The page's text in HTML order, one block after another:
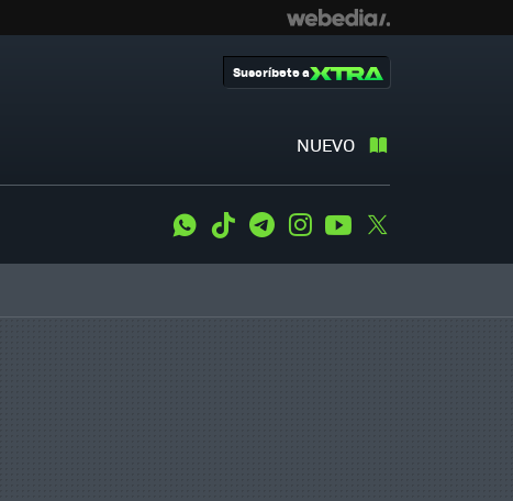
NUEVO
Suscríbete a
WhatsApp
Tiktok TelegramInstagramYoutube